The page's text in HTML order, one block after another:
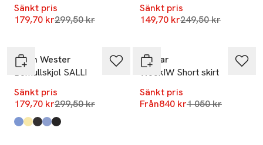
Sänkt pris
179,70 krLägsta pris 30 dagar
299,50 kr
Sänkt pris
149,70 krLägsta pris 30
249,50 kr
Carin Wester
Bomullskjol SALLI
Sänkt pris
179,70 krLägsta pris 30 dagar
299,50 kr
Produkten finns i färgerna:
Mid Blue Stripe
Light Yellow
Dark Brown
Light Blue,
Black,
Inwear
WookIW Short skirt
Sänkt pris
Från840 krLägsta pris 30
1 050 kr